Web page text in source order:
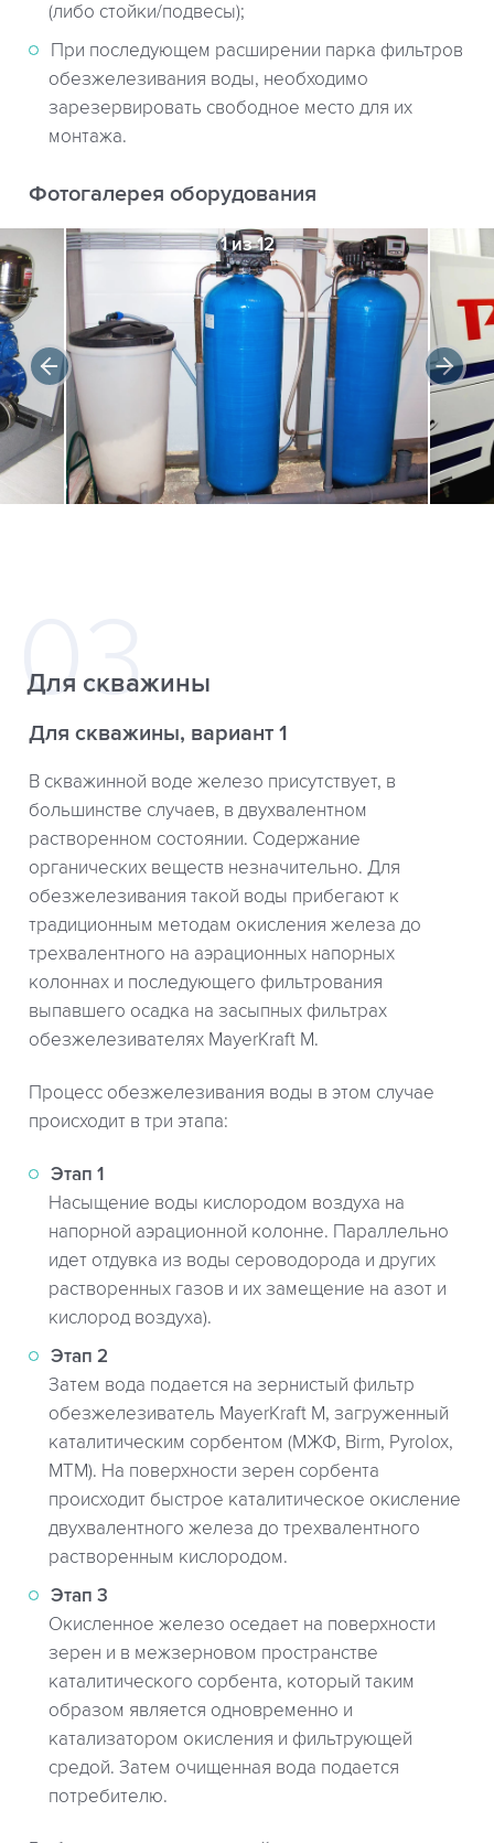
(либо стойки/подвесы);
При последующем расширении парка фильтров
обезжелезивания воды, необходимо
зарезервировать свободное место для их
монтажа.
Фотогалерея оборудования
1 из 12
Для скважины
Для скважины, вариант 1
В скважинной воде железо присутствует, в
большинстве случаев, в двухвалентном
растворенном состоянии. Содержание
органических веществ незначительно. Для
обезжелезивания такой воды прибегают к
традиционным методам окисления железа до
трехвалентного на аэрационных напорных
колоннах и последующего фильтрования
выпавшего осадка на засыпных фильтрах
обезжелезивателях MayerKraft M.
Процесс обезжелезивания воды в этом случае
происходит в три этапа:
Этап 1
Насыщение воды кислородом воздуха на
напорной аэрационной колонне. Параллельно
идет отдувка из воды сероводорода и других
растворенных газов и их замещение на азот и
кислород воздуха).
Этап 2
Затем вода подается на зернистый фильтр
обезжелезиватель MayerKraft M, загруженный
каталитическим сорбентом (МЖФ, Birm, Pyrolox,
MTM). На поверхности зерен сорбента
происходит быстрое каталитическое окисление
двухвалентного железа до трехвалентного
растворенным кислородом.
Этап 3
Окисленное железо оседает на поверхности
зерен и в межзерновом пространстве
каталитического сорбента, который таким
образом является одновременно и
катализатором окисления и фильтрующей
средой. Затем очищенная вода подается
потребителю.